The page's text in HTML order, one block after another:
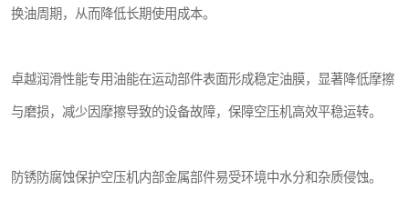
换油周期，从而降低长期使用成本。
卓越润滑性能专用油能在运动部件表面形成稳定油膜，显著降低摩擦
与磨损，减少因摩擦导致的设备故障，保障空压机高效平稳运转。
防锈防腐蚀保护空压机内部金属部件易受环境中水分和杂质侵蚀。